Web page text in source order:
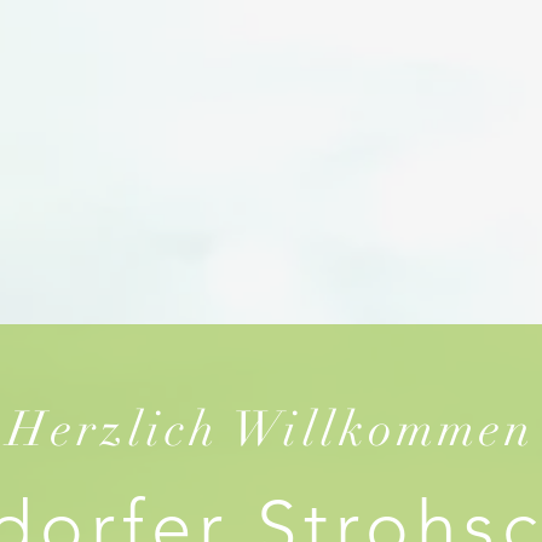
Herzlich Willkommen